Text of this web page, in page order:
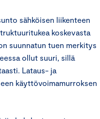
sähköisen liikenteen
koskevasta
suunnatun tuen merkitys
ollut suuri, sillä
Lataus- ja
käyttövoimamurroksen